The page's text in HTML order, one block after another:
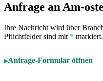
Anfrage an Am-
Ihre Nachricht wird über
Pflichtfelder sind mit * markiert.
Anfrage-Formular öffnen